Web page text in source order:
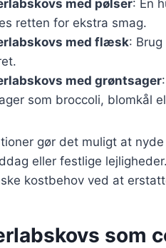
med pølser: En
retten for ekstra smag.
med flæsk:
med grøntsager
som broccoli, blomkål
gør det muligt at
eller festlige
kostbehov ved at
som